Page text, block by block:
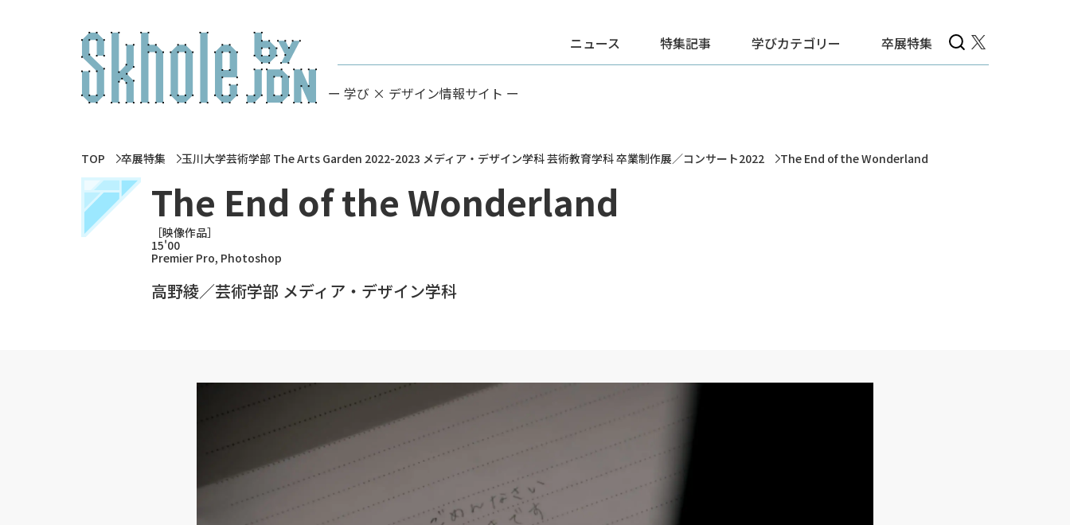
ー 学び × デザイン情報サイト ー
ニュース 特集記事 学びカテゴリー 卒展特集
TOP 卒展特集 玉川大学芸術学部 The Arts Garden 2022-2023 メディア・デザイン学科 芸術教育学科 卒業制作展／コンサート2022 The End of the Wonderland
The End of the Wonderland
［映像作品］
15'00
Premier Pro, Photoshop
高野綾／芸術学部 メディア・デザイン学科